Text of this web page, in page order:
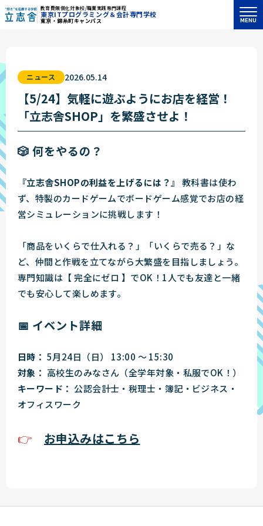
"好き"を応援する学校 立志舎
教育費無償化対象校/職業実践専門課程
東京ITプログラミング＆会計専門学校
東京・錦糸町キャンパス MENU
ニュース 2026.05.14
【5/24】気軽に遊ぶようにお店を経営！
「立志舎SHOP」を繁盛させよ！
🎲 何をやるの？
『立志舎SHOPの利益を上げるには？』
教科書は使わ
ず、特製のカードゲームでボードゲーム感覚でお店の経
営シミュレーションに挑戦します！
「商品をいくらで仕入れる？」「いくらで売る？」な
ど、仲間と作戦を立てながら大繁盛を目指しましょう。
専門知識は【 完全にゼロ 】でOK！1人でも友達と一緒
でも安心して楽しめます。
📅 イベント詳細
日時： 5月24日（日） 13:00 ～ 15:30
対象： 高校生のみなさん（全学年対象・私服でOK！）
キーワード： 公認会計士・税理士・簿記・ビジネス・
オフィスワーク
👉 お申込みはこちら